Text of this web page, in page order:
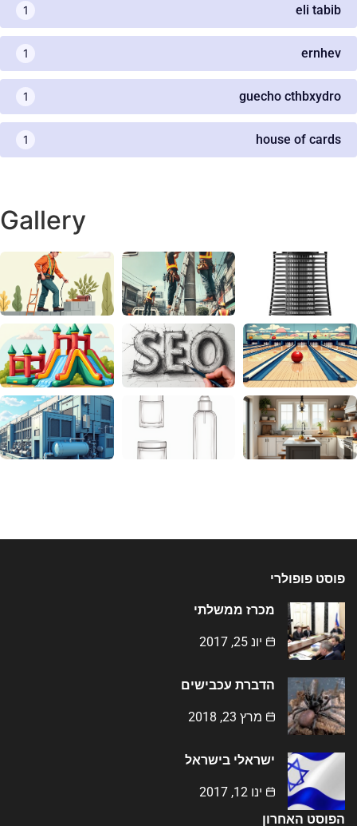
eli tabib
1
ernhev
1
guecho cthbxydro
1
house of cards
1
Gallery
פוסט פופולרי
מכרז ממשלתי
יונ 25, 2017
הדברת עכבישים
מרץ 23, 2018
ישראלי בישראל
ינו 12, 2017
הפוסט האחרון